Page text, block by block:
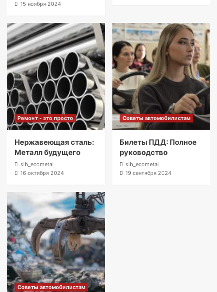
15 ноября 2024
Ремонт - это просто
Нержавеющая сталь:
Металл будущего
sib_ecometal
16 октября 2024
Советы автомобилистам
Билеты ПДД: Полное
руководство
sib_ecometal
19 сентября 2024
Советы автомобилистам